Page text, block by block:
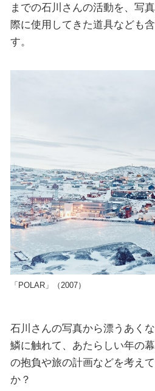
までの石川さんの活動を、写
際に使用してきた道具なども
す。
「POLAR」（2007）
石川さんの写真から漂うあく
鱗に触れて、あたらしい年の
の抱負や旅の計画などを考え
か？